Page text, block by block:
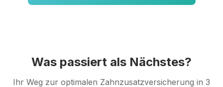
Was passiert als Nächstes?
Ihr Weg zur optimalen Zahnzusatzversicherung in 3